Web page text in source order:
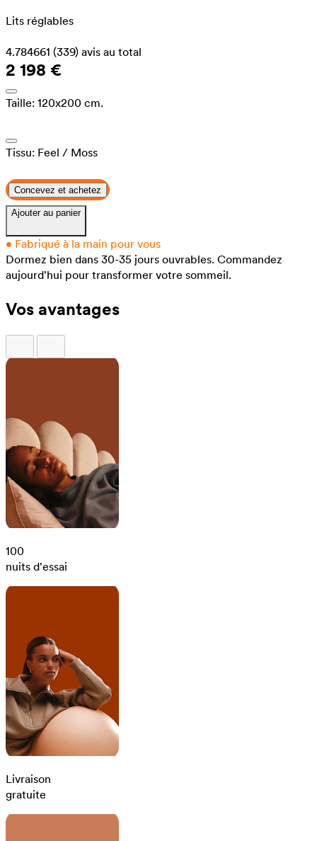
Lits réglables
4.784661 (339) avis au total
2 198 €
Taille: 120x200 cm.
Tissu: Feel / Moss
Concevez et achetez
Ajouter au panier
• Fabriqué à la main pour vous
Dormez bien dans 30-35 jours ouvrables. Commandez
aujourd'hui pour transformer votre sommeil.
Vos avantages
100
nuits d'essai
Livraison
gratuite